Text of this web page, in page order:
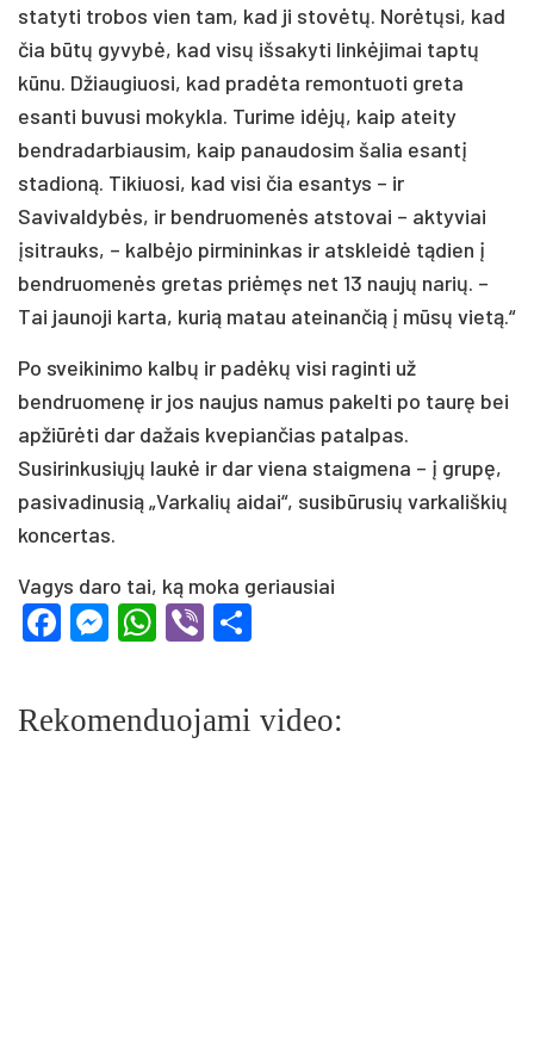
statyti trobos vien tam, kad ji stovėtų. Norėtųsi, kad
čia būtų gyvybė, kad visų išsakyti linkėjimai taptų
kūnu. Džiaugiuosi, kad pradėta remontuoti greta
esanti buvusi mokykla. Turime idėjų, kaip ateity
bendradarbiausim, kaip panaudosim šalia esantį
stadioną. Tikiuosi, kad visi čia esantys – ir
Savivaldybės, ir bendruomenės atstovai – aktyviai
įsitrauks, – kalbėjo pirmininkas ir atskleidė tądien į
bendruomenės gretas priėmęs net 13 naujų narių. –
Tai jaunoji karta, kurią matau ateinančią į mūsų vietą.“
Po sveikinimo kalbų ir padėkų visi raginti už
bendruomenę ir jos naujus namus pakelti po taurę bei
apžiūrėti dar dažais kvepiančias patalpas.
Susirinkusiųjų laukė ir dar viena staigmena – į grupę,
pasivadinusią „Varkalių aidai“, susibūrusių varkališkių
koncertas.
Vagys daro tai, ką moka geriausiai
Facebook
Messenger
WhatsApp
Viber
Rekomenduojami video: